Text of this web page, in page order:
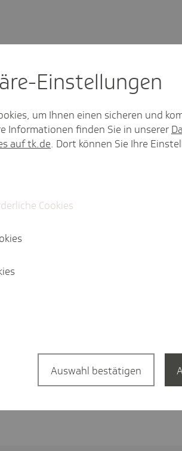
Rund um das Thema
Mediathek: alle
Einstel­lungen
um Ihnen einen sicheren und
Informationen finden Sie in unserer
auf tk.de. Dort können Sie Ihre
Cookies
Auswahl bestätigen